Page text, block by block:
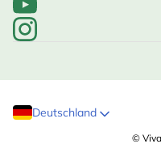
Deutschland
©